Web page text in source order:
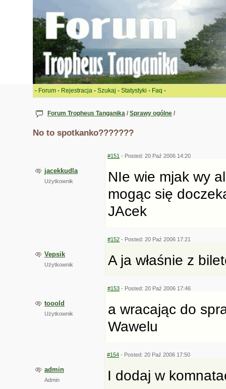
- Forum - Rejestracja - Szukaj - Statystyki - Faq -
Forum Tropheus Tanganika / Sprawy ogólne /
No to spotkanko???????
jacekkudla
Użytkownik
#151 - Posted: 20 Paź 2006 14:20
NIe wie mjak wy
mogąc się
JAcek
Vepsik
Użytkownik
#152 - Posted: 20 Paź 2006 17:21
A ja właśnie z
tooold
Użytkownik
#153 - Posted: 20 Paź 2006 17:46
a wracając do
Wawelu
admin
Admin
#154 - Posted: 20 Paź 2006 17:50
I dodaj w